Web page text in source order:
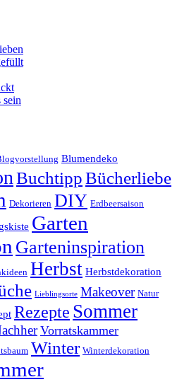
sein
Blumendeko
BuchtippBücherliebe
Dekorieren DIY Erdbeersaison
Garten
Garteninspiration
Herbst Herbstdekoration
Lieblingsorte Makeover Natur
Rezepte Sommer
Vorratskammer
Winter Winterdekoration